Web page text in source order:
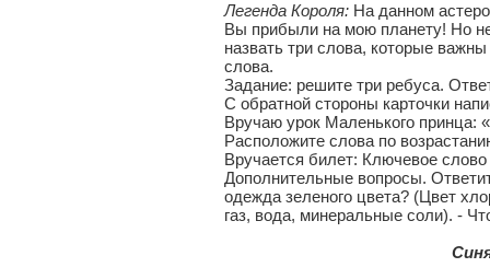
Легенда Короля: На данном
Вы прибыли на мою планету! Но
назвать три слова, которые
слова.
Задание: решите три ребуса.
С обратной стороны карточки
Вручаю урок Маленького принца:
Расположите слова по
Вручается билет: Ключевое
Дополнительные вопросы.
одежда зеленого цвета? (Цвет
газ, вода, минеральные соли). -